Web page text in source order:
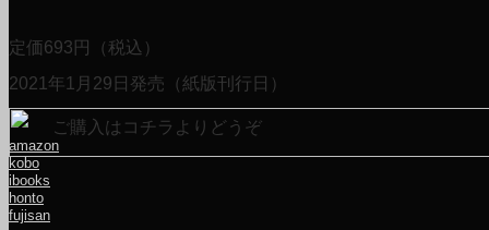
定価693円（税込）
2021年1月29日発売（紙版刊行日）
ご購入はコチラよりどうぞ
amazon
kobo
ibooks
honto
fujisan